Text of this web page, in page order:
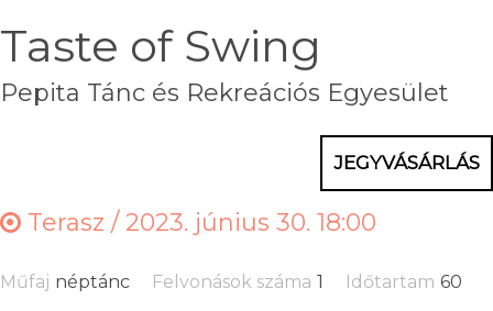
Taste of Swing
Pepita Tánc és Rekreációs Egyesület
JEGYVÁSÁRLÁS
Terasz /2023. június 30. 18:00
Műfaj néptánc Felvonások száma 1 Időtartam 60